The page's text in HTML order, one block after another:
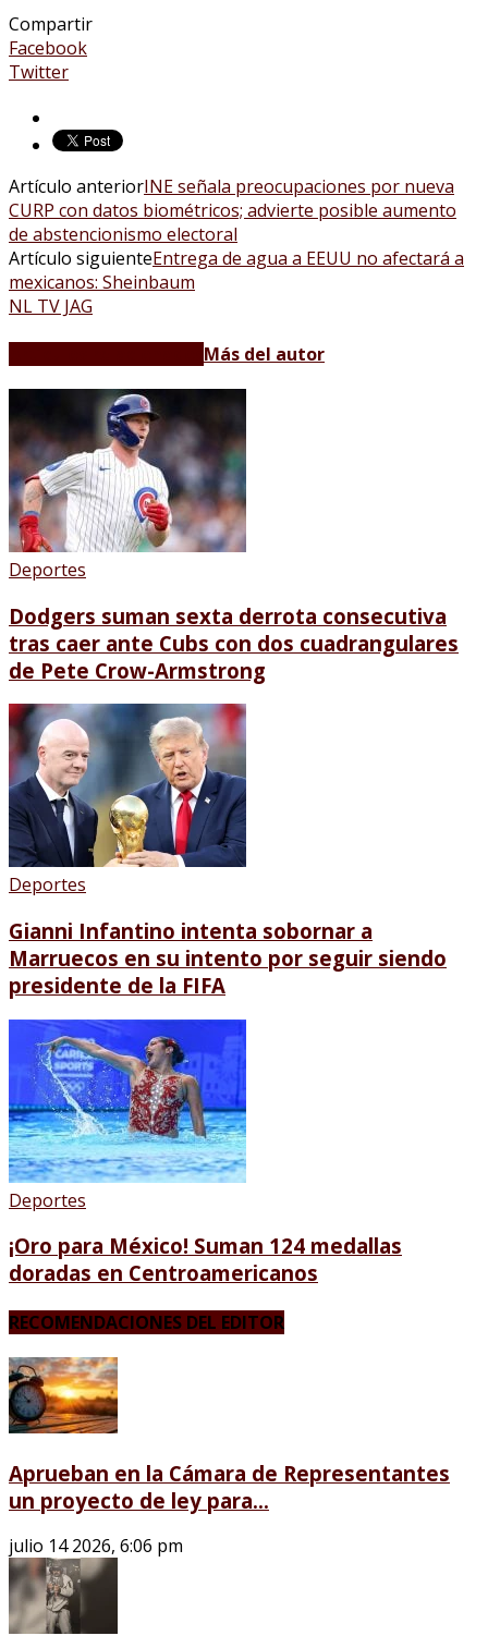
Compartir
Facebook
Twitter
Artículo anteriorINE señala preocupaciones por nueva
CURP con datos biométricos; advierte posible aumento
de abstencionismo electoral
Artículo siguienteEntrega de agua a EEUU no afectará a
mexicanos: Sheinbaum
NL TV JAG
Más del autor
Deportes
Dodgers suman sexta derrota consecutiva
tras caer ante Cubs con dos cuadrangulares
de Pete Crow-Armstrong
Deportes
Gianni Infantino intenta sobornar a
Marruecos en su intento por seguir siendo
presidente de la FIFA
Deportes
¡Oro para México! Suman 124 medallas
doradas en Centroamericanos
RECOMENDACIONES DEL EDITOR
Aprueban en la Cámara de Representantes
un proyecto de ley para...
julio 14 2026, 6:06 pm